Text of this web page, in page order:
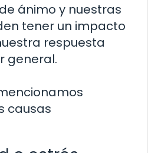
ánimo y nuestras
tener un impacto
respuesta
general.
causas